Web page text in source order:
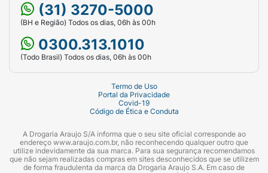
(31) 3270-5000
(BH e Região) Todos os dias, 06h às 00h
0300.313.1010
(Todo Brasil) Todos os dias, 06h às 00h
Termo de Uso
Portal da Privacidade
Covid-19
Código de Ética e Conduta
A Drogaria Araujo S/A informa que o seu site oficial corresponde ao
endereço www.araujo.com.br, não reconhecendo qualquer outro que
utilize indevidamente da sua marca. Para sua segurança recomendamos
que não sejam realizadas compras em sites desconhecidos que se utilizem
de forma fraudulenta da marca da Drogaria Araujo S.A. Em caso de